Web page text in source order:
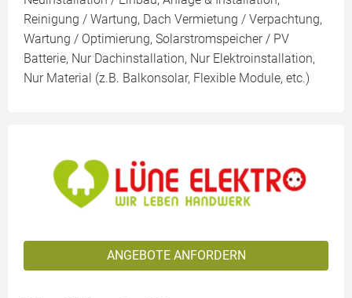
Reinigung / Wartung, Dach Vermietung / Verpachtung,
Wartung / Optimierung, Solarstromspeicher / PV
Batterie, Nur Dachinstallation, Nur Elektroinstallation,
Nur Material (z.B. Balkonsolar, Flexible Module, etc.)
ANGEBOTE ANFORDERN